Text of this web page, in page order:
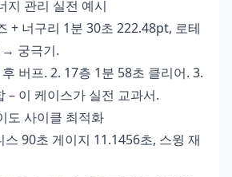
지 관리 실전 예시
+ 너구리 1분 30초 222.48pt, 로테
궁극기.
버프. 2. 17층 1분 58초 클리어. 3.
– 이 케이스가 실전 교과서.
도 사이클 최적화
스 90초 게이지 11.1456초, 스윙 재